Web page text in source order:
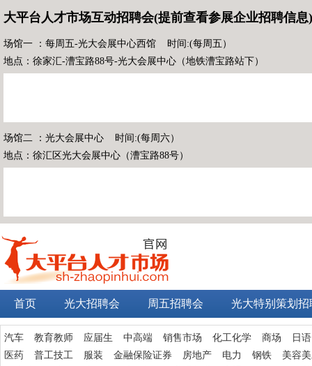
大平台人才市场互动招聘会(提前查看参展企业招聘信息)
场馆一 ：每周五-光大会展中心西馆 时间:(每周五）
地点：徐家汇-漕宝路88号-光大会展中心（地铁漕宝路站下）
场馆二 ：光大会展中心 时间:(每周六）
地点：徐汇区光大会展中心（漕宝路88号）
首页 光大招聘会 周五招聘会 光大特别策划招
汽车 教育教师 应届生 中高端 销售市场 化工化学 商场
日
医药
普工技工 服装 金融保险证券 房地产 电力 钢铁
美容